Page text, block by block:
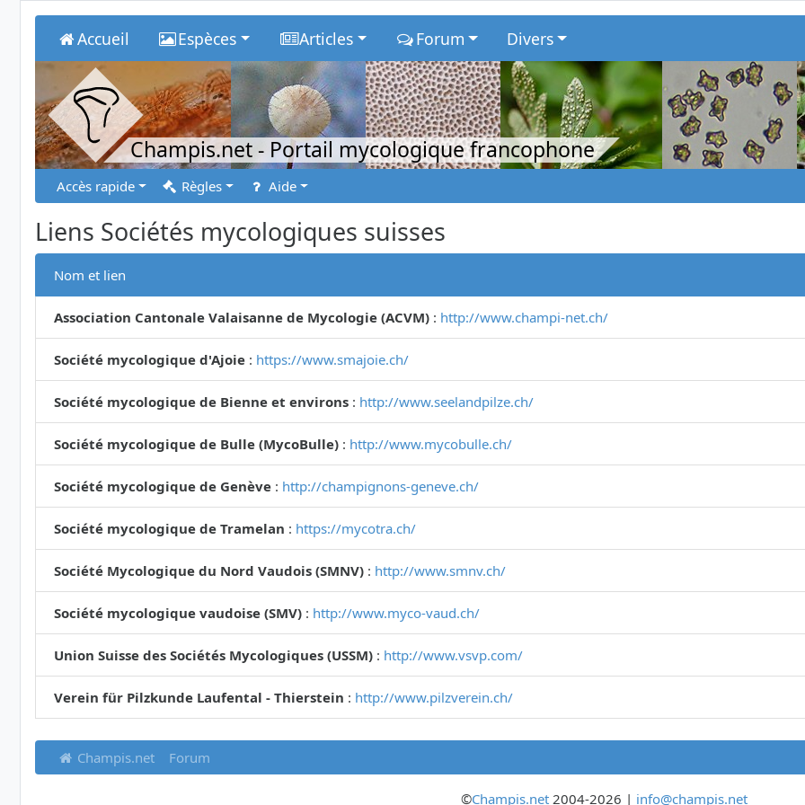
Accueil Espèces Articles Forum Divers
Champis.net- Portail mycologique francophone
Accès rapide Règles Aide
Liens Sociétés mycologiques suisses
Nom et lien
Association Cantonale Valaisanne de Mycologie (ACVM) : http://www.champi-net.ch/
Société mycologique d'Ajoie : https://www.smajoie.ch/
Société mycologique de Bienne et environs : http://www.seelandpilze.ch/
Société mycologique de Bulle (MycoBulle) : http://www.mycobulle.ch/
Société mycologique de Genève : http://champignons-geneve.ch/
Société mycologique de Tramelan : https://mycotra.ch/
Société Mycologique du Nord Vaudois (SMNV) : http://www.smnv.ch/
Société mycologique vaudoise (SMV) : http://www.myco-vaud.ch/
Union Suisse des Sociétés Mycologiques (USSM) : http://www.vsvp.com/
Verein für Pilzkunde Laufental - Thierstein : http://www.pilzverein.ch/
Champis.net Forum
©Champis.net2004-2026 | info@champis.net